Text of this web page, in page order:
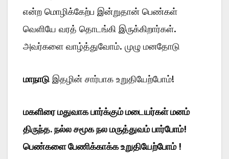
என்ற மொழிக்கேற்ப இன்றுதான் பெண்கள்
வெளியே வரத் தொடங்கி இருக்கிறார்கள்.
அவர்களை வாழ்த்துவோம். முழு மனதோடு
மாநாடு இதழின் சார்பாக உறுதியேற்போம்!
மகளிரை மதுவாக பார்க்கும் மடையர்கள் மனம்
திருந்த. நல்ல சமூக நல மருத்துவம் பார்போம்!
பெண்களை பேணிக்காக்க உறுதியேற்போம் !